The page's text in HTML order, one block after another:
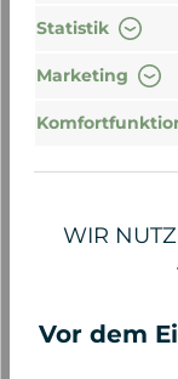
Statistik
Marketing
WIR
Vor dem